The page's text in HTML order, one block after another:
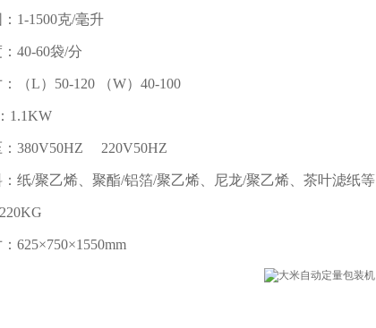
1-1500克/毫升
40-60袋/分
（L）50-120 （W）40-100
1.1KW
：380V50HZ 220V50HZ
纸/聚乙烯、聚酯/铝箔/聚乙烯、尼龙/聚乙烯、茶叶滤纸等
625×750×1550mm